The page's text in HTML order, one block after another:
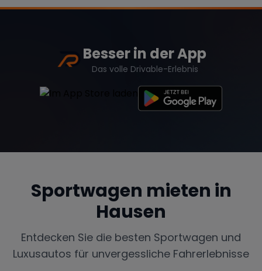
Besser in der App
Das volle Drivable-Erlebnis
Sportwagen mieten in
Hausen
Entdecken Sie die besten Sportwagen und
Luxusautos für unvergessliche Fahrerlebnisse